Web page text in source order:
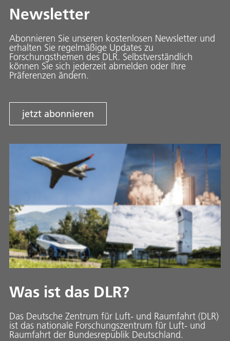
Newsletter
Abonnieren Sie unseren kostenlosen Newsletter und
erhalten Sie regelmäßige Updates zu
Forschungsthemen des DLR. Selbstverständlich
können Sie sich jederzeit abmelden oder Ihre
Präferenzen ändern.
jetzt abonnieren
Was ist das DLR?
Das Deutsche Zentrum für Luft- und Raumfahrt (DLR)
ist das nationale Forschungszentrum für Luft- und
Raumfahrt der Bundesrepublik Deutschland.